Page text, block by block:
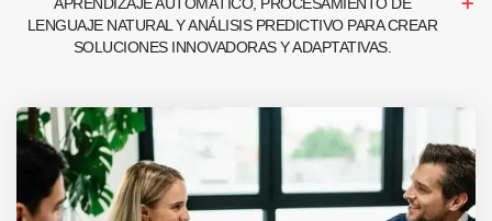
APRENDIZAJE AUTOMÁTICO, PROCESAMIENTO DE
LENGUAJE NATURAL Y ANÁLISIS PREDICTIVO PARA CREAR
SOLUCIONES INNOVADORAS Y ADAPTATIVAS.